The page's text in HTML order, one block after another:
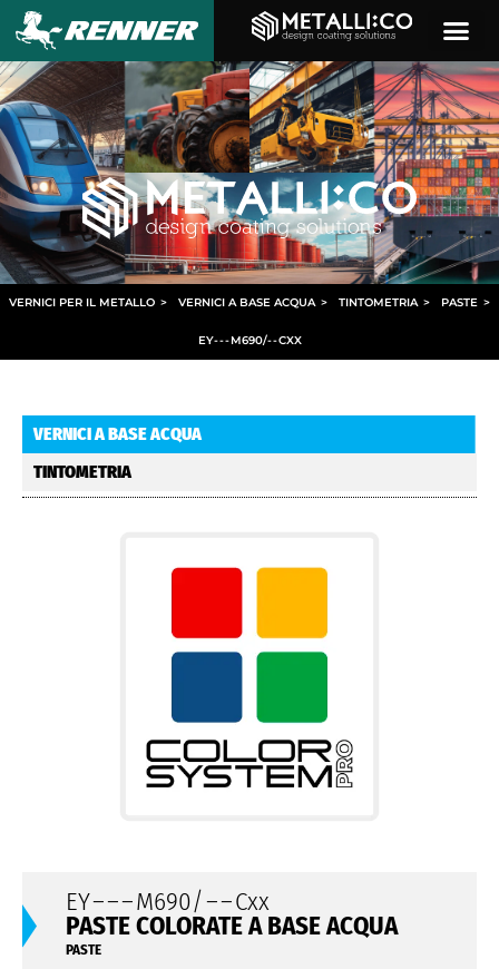
VERNICI PER IL METALLO > VERNICI A BASE ACQUA > TINTOMETRIA > PASTE >
EY- - -M690/- -CXX
VERNICI A BASE ACQUA
TINTOMETRIA
EY– – –M690/– –Cxx
PASTE COLORATE A BASE ACQUA
PASTE